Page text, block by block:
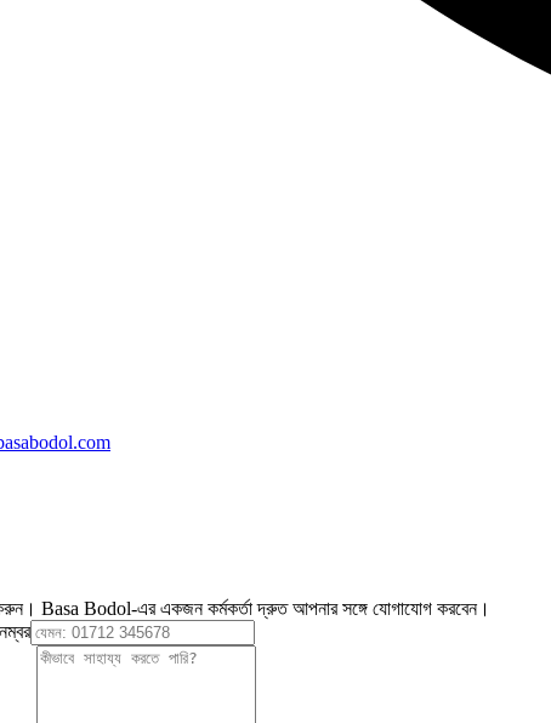
করুন। Basa Bodol-এর একজন কর্মকর্তা দ্রুত আপনার সঙ্গে যোগাযোগ করবেন।